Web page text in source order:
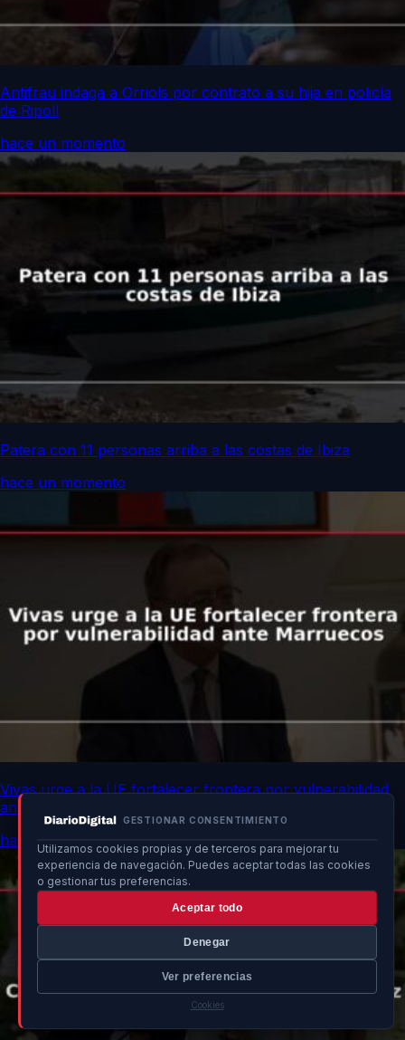
GESTIONAR CONSENTIMIENTO
Utilizamos cookies propias y de terceros para mejorar tu
experiencia de navegación. Puedes aceptar todas las cookies
o gestionar tus preferencias.
Aceptar todo
Denegar
Ver preferencias
Cookies
Antifrau indaga a Orriols por contrato a su hija en policía
de Ripoll
hace un momento
Patera con 11 personas arriba a las costas de Ibiza
hace un momento
Vivas urge a la UE fortalecer frontera por vulnerabilidad
ante Marruecos
hace un momento